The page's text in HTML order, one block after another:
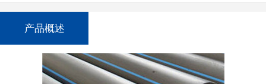
产品概述